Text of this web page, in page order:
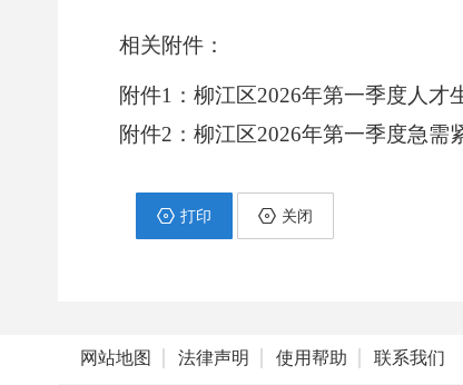
相关附件：
附件1：柳江区2026年第一季度人才
附件2：柳江区2026年第一季度急需
打印 关闭
网站地图 法律声明 使用帮助 联系我们